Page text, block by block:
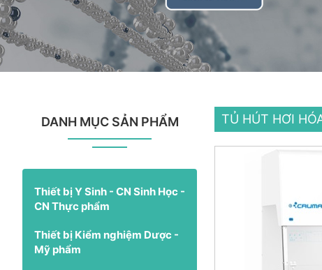
DANH MỤC SẢN PHẨM
Thiết bị Y Sinh - CN Sinh Học -
CN Thực phẩm
Thiết bị Kiểm nghiệm Dược -
Mỹ phẩm
TỦ HÚT HƠI